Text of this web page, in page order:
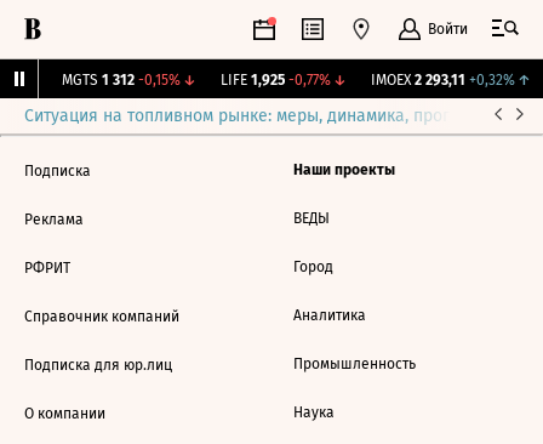
Войти
MGTS 1 312 -0,15%↓ LIFE 1,925 -0,77%↓ IMOEX 2 293,11 +0,32%↑
Ситуация на топливном рынке: меры, динамика, прогнозы
Подписка
Реклама
РФРИТ
Справочник компаний
Подписка для юр.лиц
О компании
Наши проекты
ВЕДЫ
Город
Аналитика
Промышленность
Наука